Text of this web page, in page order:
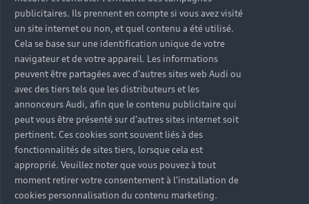
publicitaires. Ils prennent en compte si vous avez visité
un site internet ou non, et quel contenu a été utilisé.
Cela se base sur une identification unique de votre
navigateur et de votre appareil. Les informations
peuvent être partagées avec d'autres sites web Audi ou
avec des tiers tels que les distributeurs et les
annonceurs Audi, afin que le contenu publicitaire qui
peut vous être présenté sur d'autres sites internet soit
pertinent. Ces cookies sont souvent liés à des
fonctionnalités de sites tiers, lorsque cela est
approprié. Veuillez noter que vous pouvez à tout
moment retirer votre consentement à l'installation de
cookies personnalisation du contenu marketing.